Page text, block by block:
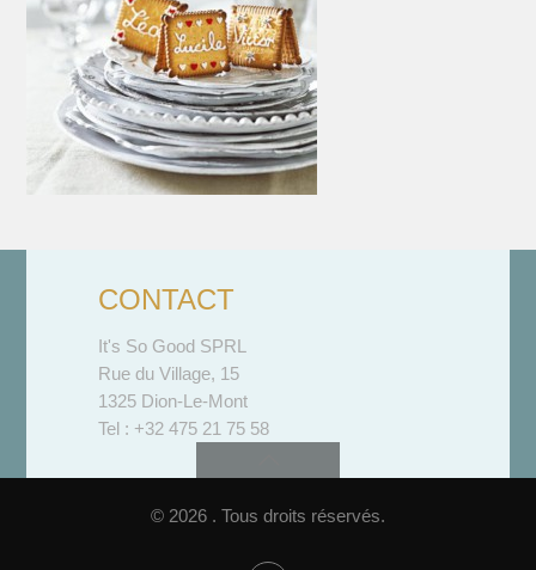
CONTACT
It's So Good SPRL
Rue du Village, 15
1325 Dion-Le-Mont
Tel : +32 475 21 75 58
© 2026 . Tous droits réservés.